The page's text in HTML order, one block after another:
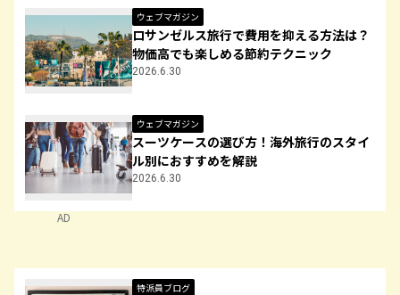
ウェブマガジン
ロサンゼルス旅行で費用を抑える方法は？
物価高でも楽しめる節約テクニック
2026.6.30
ウェブマガジン
スーツケースの選び方！海外旅行のスタイ
ル別におすすめを解説
2026.6.30
AD
特派員ブログ